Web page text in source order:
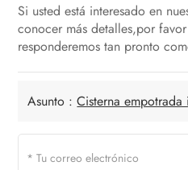
Si usted está interesado en
conocer más detalles,por
responderemos tan pronto
Asunto :Cisterna